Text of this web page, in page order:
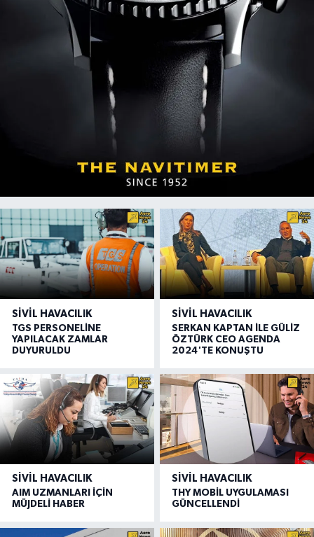
SIVIL HAVACILIK
TGS PERSONELİNE
YAPILACAK ZAMLAR
DUYURULDU
SIVIL HAVACILIK
SERKAN KAPTAN İLE GÜLİZ
ÖZTÜRK CEO AGENDA
2024'TE KONUŞTU
SIVIL HAVACILIK
AIM UZMANLARI İÇİN
MÜJDELİ HABER
SIVIL HAVACILIK
THY MOBİL UYGULAMASI
GÜNCELLENDİ